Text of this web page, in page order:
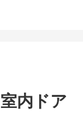
室内ドア